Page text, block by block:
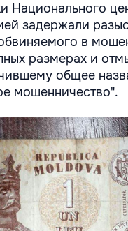
Национального
задержали
в
размерах и
общее
мошенничество".